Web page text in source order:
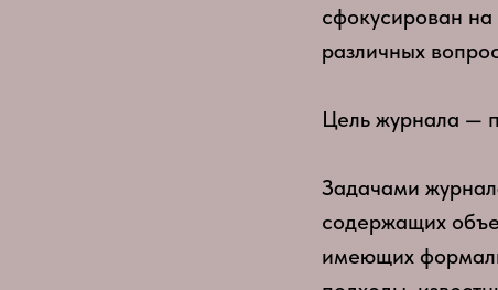
сфокусирован
различных
Цель журнала —
Задачами
содержащих
имеющих